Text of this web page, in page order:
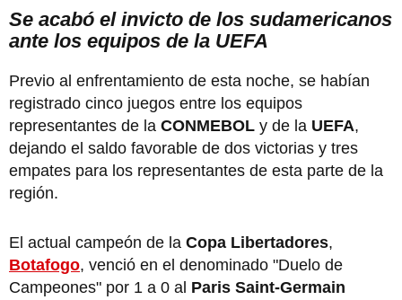
Se acabó el invicto de los sudamericanos
ante los equipos de la UEFA
Previo al enfrentamiento de esta noche, se habían
registrado cinco juegos entre los equipos
representantes de la CONMEBOL y de la UEFA,
dejando el saldo favorable de dos victorias y tres
empates para los representantes de esta parte de la
región.
El actual campeón de la Copa Libertadores,
Botafogo, venció en el denominado "Duelo de
Campeones" por 1 a 0 al Paris Saint-Germain